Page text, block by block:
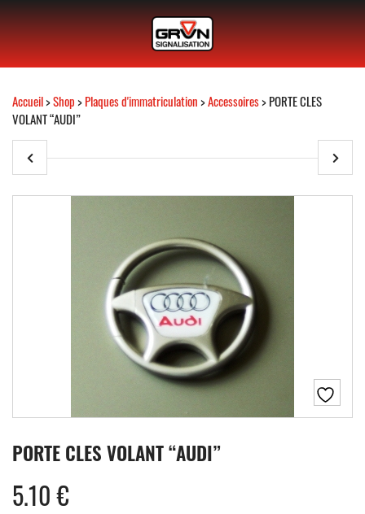
Accueil>Shop>Plaques d'immatriculation>Accessoires> PORTE CLES
VOLANT “AUDI”
PORTE CLES VOLANT “AUDI”
5.10€